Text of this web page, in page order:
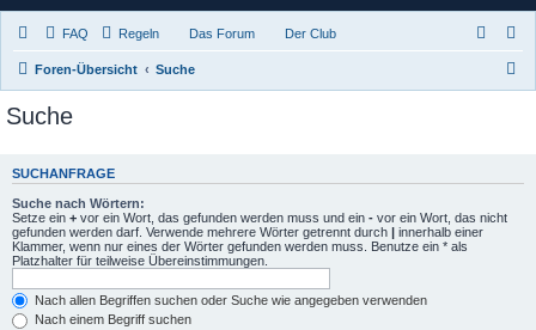
FAQ Regeln Das Forum Der Club
Foren-Übersicht Suche
e
Suche
SUCHANFRAGE
Suche nach Wörtern:
Setze ein + vor ein Wort, das gefunden werden muss und ein - vor ein Wort, das nicht
gefunden werden darf. Verwende mehrere Wörter getrennt durch | innerhalb einer
Klammer, wenn nur eines der Wörter gefunden werden muss. Benutze ein * als
Platzhalter für teilweise Übereinstimmungen.
Nach allen Begriffen suchen oder Suche wie angegeben verwenden
Nach einem Begriff suchen